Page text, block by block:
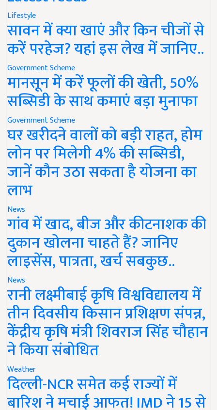
Lifestyle
सावन में क्या खाएं और किन चीजों से
करें परहेज? यहां इस लेख में जानिए..
Government Scheme
मानसून में करें फूलों की खेती, 50%
सब्सिडी के साथ कमाएं बड़ा मुनाफा
Government Scheme
घर खरीदने वालों को बड़ी राहत, होम
लोन पर मिलेगी 4% की सब्सिडी,
जानें कौन उठा सकता है योजना का
लाभ
News
गांव में खाद, बीज और कीटनाशक की
दुकान खोलना चाहते हैं? जानिए
लाइसेंस, पात्रता, खर्च सबकुछ..
News
रानी लक्ष्मीबाई कृषि विश्वविद्यालय में
तीन दिवसीय किसान प्रशिक्षण संपन्न,
केंद्रीय कृषि मंत्री शिवराज सिंह चौहान
ने किया संबोधित
Weather
दिल्ली-NCR समेत कई राज्यों में
बारिश ने मचाई आफत! IMD ने 15 से